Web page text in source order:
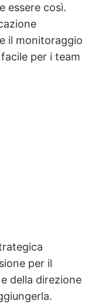
essere così.
il monitoraggio
per i team
per il
della direzione